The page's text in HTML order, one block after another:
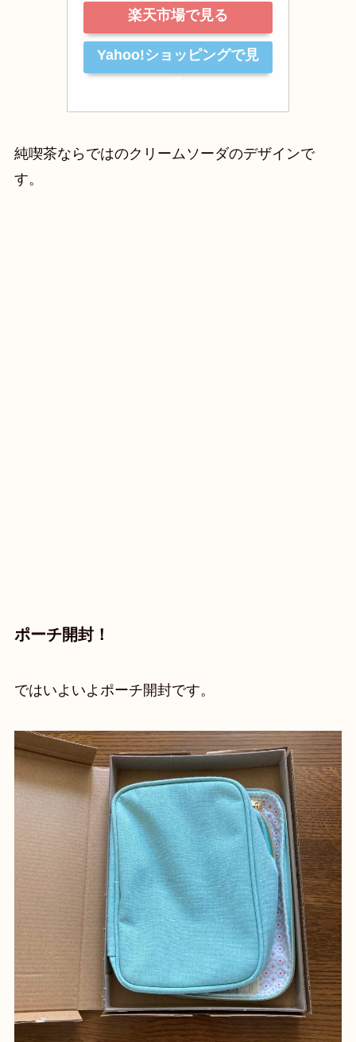
楽天市場で見る
Yahoo!ショッピングで見
純喫茶ならではのクリームソーダのデザインで
す。
ポーチ開封！
ではいよいよポーチ開封です。